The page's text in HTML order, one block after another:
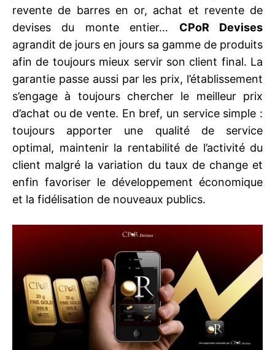
revente de barres en or, achat et revente de
devises du monte entier… CPoR Devises
agrandit de jours en jours sa gamme de produits
afin de toujours mieux servir son client final. La
garantie passe aussi par les prix, l’établissement
s’engage à toujours chercher le meilleur prix
d’achat ou de vente. En bref, un service simple :
toujours apporter une qualité de service
optimal, maintenir la rentabilité de l’activité du
client malgré la variation du taux de change et
enfin favoriser le développement économique
et la fidélisation de nouveaux publics.